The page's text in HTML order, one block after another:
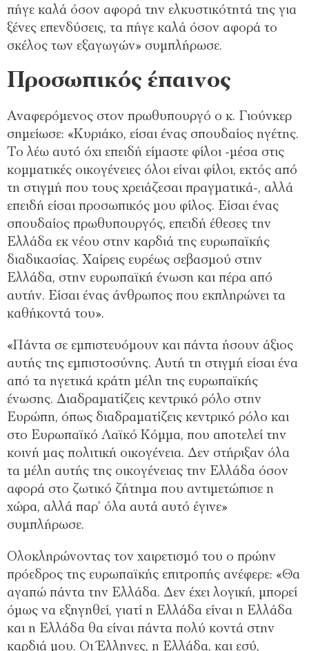
πήγε καλά όσον αφορά την ελκυστικότητά της για
ξένες επενδύσεις, τα πήγε καλά όσον αφορά το
σκέλος των εξαγωγών» συμπλήρωσε.
Προσωπικός έπαινος
Αναφερόμενος στον πρωθυπουργό ο κ. Γιούνκερ
σημείωσε: «Κυριάκο, είσαι ένας σπουδαίος ηγέτης.
Το λέω αυτό όχι επειδή είμαστε φίλοι -μέσα στις
κομματικές οικογένειες όλοι είναι φίλοι, εκτός από
τη στιγμή που τους χρειάζεσαι πραγματικά-, αλλά
επειδή είσαι προσωπικός μου φίλος. Είσαι ένας
σπουδαίος πρωθυπουργός, επειδή έθεσες την
Ελλάδα εκ νέου στην καρδιά της ευρωπαϊκής
διαδικασίας. Χαίρεις ευρέως σεβασμού στην
Ελλάδα, στην ευρωπαϊκή ένωση και πέρα από
αυτήν. Είσαι ένας άνθρωπος που εκπληρώνει τα
καθήκοντά του».
«Πάντα σε εμπιστευόμουν και πάντα ήσουν άξιος
αυτής της εμπιστοσύνης. Αυτή τη στιγμή είσαι ένα
από τα ηγετικά κράτη μέλη της ευρωπαϊκής
ένωσης. Διαδραματίζεις κεντρικό ρόλο στην
Ευρώπη, όπως διαδραματίζεις κεντρικό ρόλο και
στο Ευρωπαϊκό Λαϊκό Κόμμα, που αποτελεί την
κοινή μας πολιτική οικογένεια. Δεν στήριξαν όλα
τα μέλη αυτής της οικογένειας την Ελλάδα όσον
αφορά στο ζωτικό ζήτημα που αντιμετώπισε η
χώρα, αλλά παρ’ όλα αυτά αυτό έγινε»
συμπλήρωσε.
Ολοκληρώνοντας τον χαιρετισμό του ο πρώην
πρόεδρος της ευρωπαϊκής επιτροπής ανέφερε: «Θα
αγαπώ πάντα την Ελλάδα. Δεν έχει λογική, μπορεί
όμως να εξηγηθεί, γιατί η Ελλάδα είναι η Ελλάδα
και η Ελλάδα θα είναι πάντα πολύ κοντά στην
καρδιά μου. Οι Έλληνες, η Ελλάδα, και εσύ,